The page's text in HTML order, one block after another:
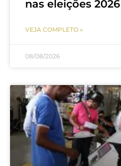
nas eleições 2026
VEJA COMPLETO »
08/08/2026